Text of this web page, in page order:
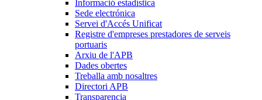
Informació estadística
Sede electrónica
Servei d'Accés Unificat
Registre d'empreses prestadores de serveis
portuaris
Arxiu de l'APB
Dades obertes
Treballa amb nosaltres
Directori APB
Transparencia